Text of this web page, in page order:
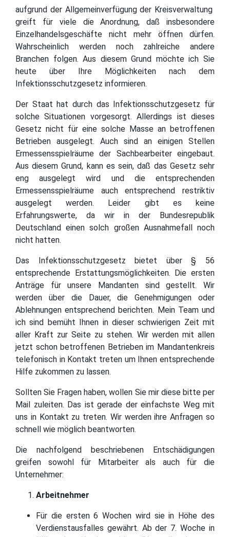
aufgrund der Allgemeinverfügung der Kreisverwaltung
greift für viele die Anordnung, daß insbesondere
Einzelhandelsgeschäfte nicht mehr öffnen dürfen.
Wahrscheinlich werden noch zahlreiche andere
Branchen folgen. Aus diesem Grund möchte ich Sie
heute über Ihre Möglichkeiten nach dem
Infektionsschutzgesetz informieren.
Der Staat hat durch das Infektionsschutzgesetz für
solche Situationen vorgesorgt. Allerdings ist dieses
Gesetz nicht für eine solche Masse an betroffenen
Betrieben ausgelegt. Auch sind an einigen Stellen
Ermessensspielräume der Sachbearbeiter eingebaut.
Aus diesem Grund, kann es sein, daß das Gesetz sehr
eng ausgelegt wird und die entsprechenden
Ermessensspielräume auch entsprechend restriktiv
ausgelegt werden. Leider gibt es keine
Erfahrungswerte, da wir in der Bundesrepublik
Deutschland einen solch großen Ausnahmefall noch
nicht hatten.
Das Infektionsschutzgesetz bietet über § 56
entsprechende Erstattungsmöglichkeiten. Die ersten
Anträge für unsere Mandanten sind gestellt. Wir
werden über die Dauer, die Genehmigungen oder
Ablehnungen entsprechend berichten. Mein Team und
ich sind bemüht Ihnen in dieser schwierigen Zeit mit
aller Kraft zur Seite zu stehen. Wir werden mit allen
jetzt schon betroffenen Betrieben im Mandantenkreis
telefonisch in Kontakt treten um Ihnen entsprechende
Hilfe zukommen zu lassen.
Sollten Sie Fragen haben, wollen Sie mir diese bitte per
Mail zuleiten. Das ist gerade der einfachste Weg mit
uns in Kontakt zu treten. Wir werden ihre Anfragen so
schnell wie möglich beantworten.
Die nachfolgend beschriebenen Entschädigungen
greifen sowohl für Mitarbeiter als auch für die
Unternehmer:
Arbeitnehmer
Für die ersten 6 Wochen wird sie in Höhe des
Verdienstausfalles gewährt. Ab der 7. Woche in